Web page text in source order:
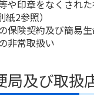
章をなくされた
紙2参照）
契約及び簡易生
常取扱い
及び取扱